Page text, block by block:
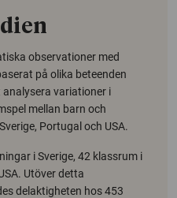
observationer med
på olika beteenden
variationer i
mellan barn och
Portugal och USA.
i Sverige, 42 klassrum i
Utöver detta
delaktigheten hos 453